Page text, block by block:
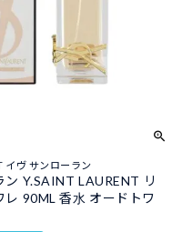
イヴ サンローラン
ン Y.SAINT LAURENT リ
レ 90ML 香水 オードトワ